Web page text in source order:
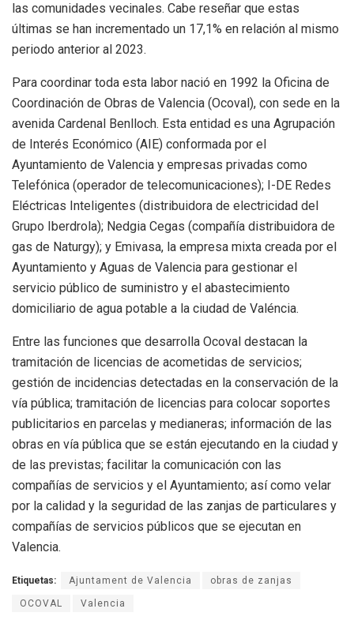
las comunidades vecinales. Cabe reseñar que estas
últimas se han incrementado un 17,1% en relación al mismo
periodo anterior al 2023.
Para coordinar toda esta labor nació en 1992 la Oficina de
Coordinación de Obras de Valencia (Ocoval), con sede en la
avenida Cardenal Benlloch. Esta entidad es una Agrupación
de Interés Económico (AIE) conformada por el
Ayuntamiento de Valencia y empresas privadas como
Telefónica (operador de telecomunicaciones); I-DE Redes
Eléctricas Inteligentes (distribuidora de electricidad del
Grupo Iberdrola); Nedgia Cegas (compañía distribuidora de
gas de Naturgy); y Emivasa, la empresa mixta creada por el
Ayuntamiento y Aguas de Valencia para gestionar el
servicio público de suministro y el abastecimiento
domiciliario de agua potable a la ciudad de Valéncia.
Entre las funciones que desarrolla Ocoval destacan la
tramitación de licencias de acometidas de servicios;
gestión de incidencias detectadas en la conservación de la
vía pública; tramitación de licencias para colocar soportes
publicitarios en parcelas y medianeras; información de las
obras en vía pública que se están ejecutando en la ciudad y
de las previstas; facilitar la comunicación con las
compañías de servicios y el Ayuntamiento; así como velar
por la calidad y la seguridad de las zanjas de particulares y
compañías de servicios públicos que se ejecutan en
Valencia.
Etiquetas: Ajuntament de Valencia obras de zanjas
OCOVAL Valencia